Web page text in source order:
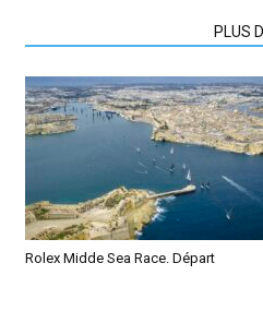
PLUS
Rolex Midde Sea Race. Départ